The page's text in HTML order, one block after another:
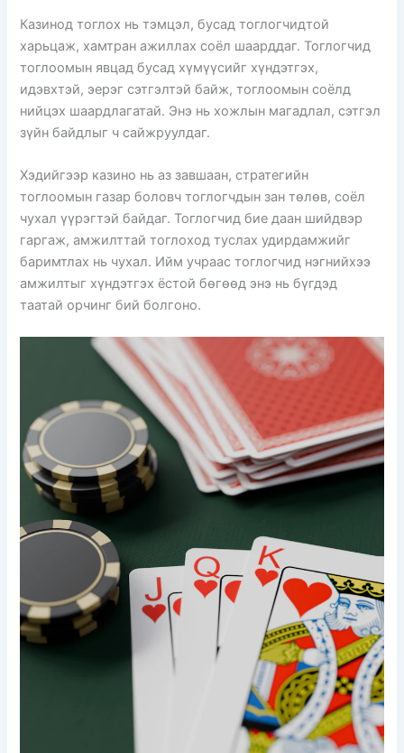
Казинод тоглох нь тэмцэл, бусад тоглогчидтой
харьцаж, хамтран ажиллах соёл шаарддаг. Тоглогчид
тоглоомын явцад бусад хүмүүсийг хүндэтгэх,
идэвхтэй, эерэг сэтгэлтэй байж, тоглоомын соёлд
нийцэх шаардлагатай. Энэ нь хожлын магадлал, сэтгэл
зүйн байдлыг ч сайжруулдаг.
Хэдийгээр казино нь аз завшаан, стратегийн
тоглоомын газар боловч тоглогчдын зан төлөв, соёл
чухал үүрэгтэй байдаг. Тоглогчид бие даан шийдвэр
гаргаж, амжилттай тоглоход туслах удирдамжийг
баримтлах нь чухал. Ийм учраас тоглогчид нэгнийхээ
амжилтыг хүндэтгэх ёстой бөгөөд энэ нь бүгдэд
таатай орчинг бий болгоно.